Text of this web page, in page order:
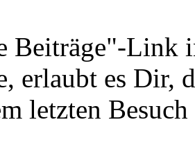
Beiträge"-Link
erlaubt es Dir,
letzten